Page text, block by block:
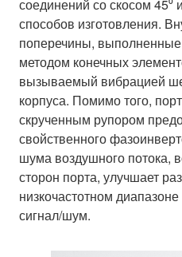
соединений со скосом 45⁰
способов изготовления.
поперечины,
методом конечных
вызываемый вибрацией
корпуса. Помимо того,
скрученным рупором
свойственного
шума воздушного потока,
сторон порта, улучшает
низкочастотном
сигнал/шум.